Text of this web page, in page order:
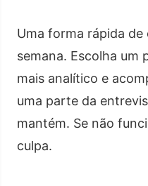
Uma forma rápida
semana. Escolha um
mais analítico e
uma parte da
mantém. Se não
culpa.